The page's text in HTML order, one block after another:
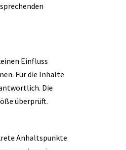
Einfluss
Für die Inhalte
Die
überprüft.
Anhaltspunkte